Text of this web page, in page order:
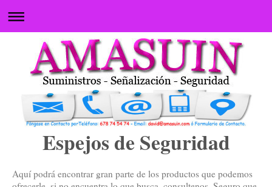
Espejos de Seguridad
Aquí podrá encontrar gran parte de los productos que podemos